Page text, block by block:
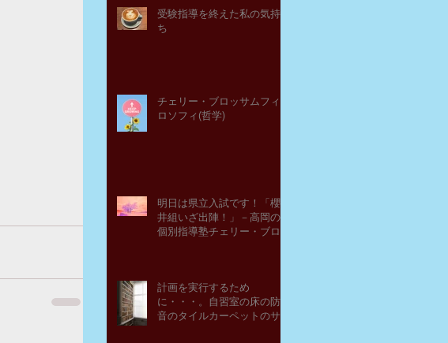
受験指導を終えた私の気持
ち
チェリー・ブロッサムフィ
ロソフィ(哲学)
明日は県立入試です！「櫻
井組いざ出陣！」－高岡の
個別指導塾チェリー・ブロ
計画を実行するため
に・・・。自習室の床の防
音のタイルカーペットのサ